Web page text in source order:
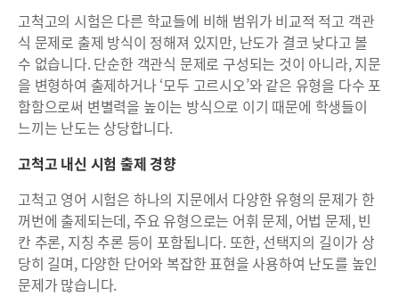
고척고의 시험은 다른 학교들에 비해 범위가 비교적 적고 객관
식 문제로 출제 방식이 정해져 있지만, 난도가 결코 낮다고 볼
수 없습니다. 단순한 객관식 문제로 구성되는 것이 아니라, 지문
을 변형하여 출제하거나 ‘모두 고르시오’와 같은 유형을 다수 포
함함으로써 변별력을 높이는 방식으로 이기 때문에 학생들이
느끼는 난도는 상당합니다.
고척고 내신 시험 출제 경향
고척고 영어 시험은 하나의 지문에서 다양한 유형의 문제가 한
꺼번에 출제되는데, 주요 유형으로는 어휘 문제, 어법 문제, 빈
칸 추론, 지칭 추론 등이 포함됩니다. 또한, 선택지의 길이가 상
당히 길며, 다양한 단어와 복잡한 표현을 사용하여 난도를 높인
문제가 많습니다.